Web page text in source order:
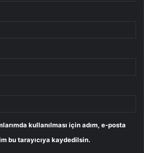
kullanılması için adım, e-posta
bu tarayıcıya kaydedilsin.